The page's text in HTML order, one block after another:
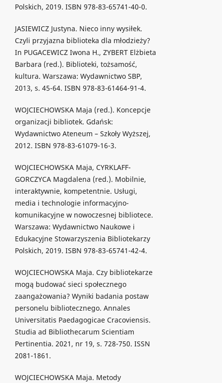
Polskich, 2019. ISBN 978-83-65741-40-0.
JASIEWICZ Justyna. Nieco inny wysiłek.
Czyli przyjazna biblioteka dla młodzieży?
In PUGACEWICZ Iwona H., ZYBERT Elżbieta
Barbara (red.). Biblioteki, tożsamość,
kultura. Warszawa: Wydawnictwo SBP,
2013, s. 45-64. ISBN 978-83-61464-91-4.
WOJCIECHOWSKA Maja (red.). Koncepcje
organizacji bibliotek. Gdańsk:
Wydawnictwo Ateneum – Szkoły Wyższej,
2012. ISBN 978-83-61079-16-3.
WOJCIECHOWSKA Maja, CYRKLAFF-
GORCZYCA Magdalena (red.). Mobilnie,
interaktywnie, kompetentnie. Usługi,
media i technologie informacyjno-
komunikacyjne w nowoczesnej bibliotece.
Warszawa: Wydawnictwo Naukowe i
Edukacyjne Stowarzyszenia Bibliotekarzy
Polskich, 2019. ISBN 978-83-65741-42-4.
WOJCIECHOWSKA Maja. Czy bibliotekarze
mogą budować sieci społecznego
zaangażowania? Wyniki badania postaw
personelu bibliotecznego. Annales
Universitatis Paedagogicae Cracoviensis.
Studia ad Bibliothecarum Scientiam
Pertinentia. 2021, nr 19, s. 728-750. ISSN
2081-1861.
WOJCIECHOWSKA Maja. Metody